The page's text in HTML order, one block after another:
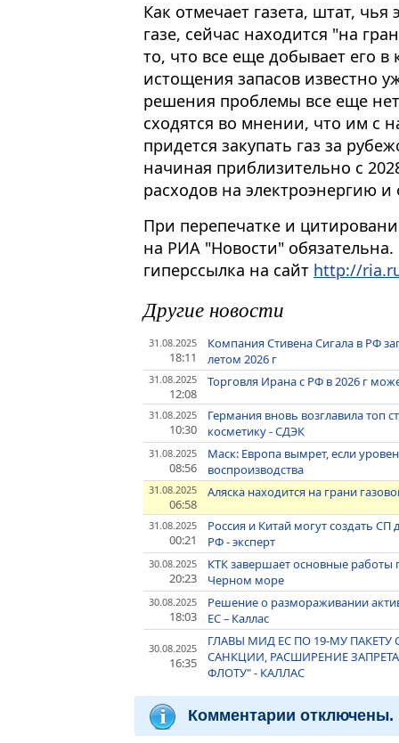
Как отмечает газета, штат,
газе, сейчас находится "на
то, что все еще добывает его
истощения запасов известно
решения проблемы все еще
сходятся во мнении, что им с
придется закупать газ за
начиная приблизительно с
расходов на электроэнергию и
При перепечатке и
на РИА "Новости"
гиперссылка на сайт http://
Другие новости
31.08.2025
18:11
Компания Стивена Сигала в РФ
летом 2026 г
31.08.2025
12:08
Торговля Ирана с РФ в 2026 г
31.08.2025
10:30
Германия вновь возглавила топ
косметику - СДЭК
31.08.2025
08:56
Маск: Европа вымрет, если
воспроизводства
31.08.2025
06:58
Аляска находится на грани
31.08.2025
00:21
Россия и Китай могут создать
РФ - эксперт
30.08.2025
20:23
КТК завершает основные работы
Черном море
30.08.2025
18:03
Решение о размораживании
ЕС – Каллас
30.08.2025
16:35
ГЛАВЫ МИД ЕС ПО 19-МУ
САНКЦИИ, РАСШИРЕНИЕ
ФЛОТУ" - КАЛЛАС
Комментарии отключены.